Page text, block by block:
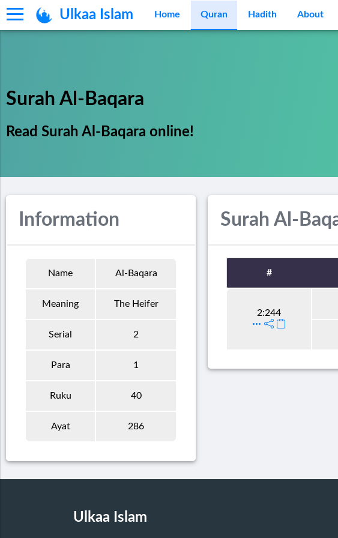
Ulkaa Islam Home Quran Hadith About
Surah Al-Baqara
Read Surah Al-Baqara online!
Information
Name Al-Baqara
Meaning The Heifer
Serial 2
Para 1
Ruku 40
Ayat 286
Surah Al-
#
2:244
Ulkaa Islam